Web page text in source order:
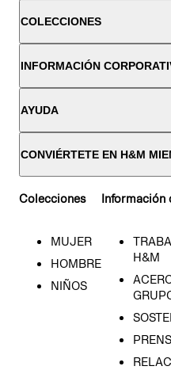
COLECCIONES
INFORMACIÓN
AYUDA
CONVIÉRTETE EN H&M
Colecciones
MUJER
HOMBRE
NIÑOS
Información
H&M